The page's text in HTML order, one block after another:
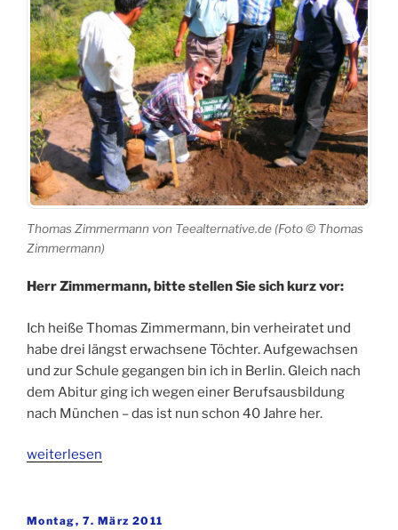
Thomas Zimmermann von Teealternative.de (Foto © Thomas
Zimmermann)
Herr Zimmermann, bitte stellen Sie sich kurz vor:
Ich heiße Thomas Zimmermann, bin verheiratet und
habe drei längst erwachsene Töchter. Aufgewachsen
und zur Schule gegangen bin ich in Berlin. Gleich nach
dem Abitur ging ich wegen einer Berufsausbildung
nach München – das ist nun schon 40 Jahre her.
„Fragen
Thomas
weiterlesen
Veröffentlicht
Montag, 7. März 2011